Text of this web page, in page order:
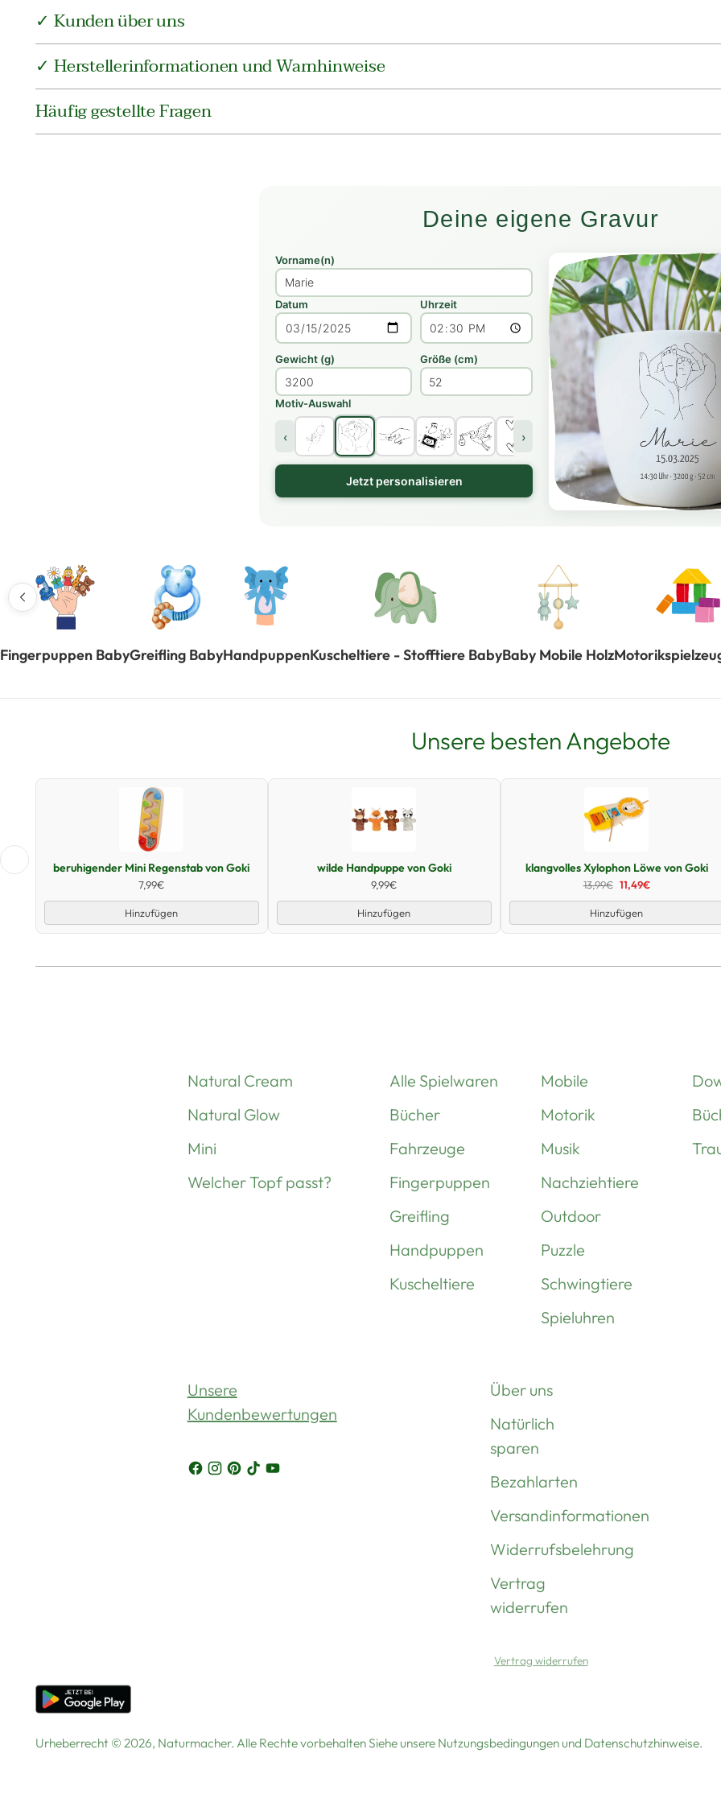
✓ Kunden über uns
✓ Herstellerinformationen und Warnhinweise
Häufig gestellte Fragen
Deine eigene Gravur
Vorname(n)
Datum Uhrzeit
Gewicht (g) Größe (cm)
Motiv-Auswahl
‹ ›
Jetzt personalisieren
Fingerpuppen BabyGreifling BabyHandpuppenKuscheltiere - Stofftiere BabyBaby Mobile Holz
Unsere besten Angebote
Schnellansicht
beruhigender Mini Regenstab von Goki
7,99€
Hinzufügen
wilde Handpuppe von Goki
9,99€
Hinzufügen
klangvolles Xylophon Löwe von Goki
13,99€ 11,49€
Hinzufügen
Natural Cream
Natural Glow
Mini
Welcher Topf passt?
Alle Spielwaren
Bücher
Fahrzeuge
Fingerpuppen
Greifling
Handpuppen
Kuscheltiere
Mobile
Motorik
Musik
Nachziehtiere
Outdoor
Puzzle
Schwingtiere
Spieluhren
Unsere
Kundenbewertungen
Über uns
Natürlich
sparen
Bezahlarten
Versandinformationen
Widerrufsbelehrung
Vertrag
widerrufen
Vertrag widerrufen
Urheberrecht © 2026, Naturmacher. Alle Rechte vorbehalten Siehe unsere Nutzungsbedingungen und Datenschutzhinweise.